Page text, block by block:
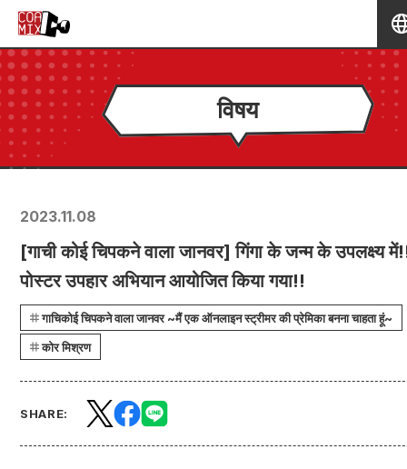
विषय
2023.11.08
[गाची कोई चिपकने वाला जानवर] गिंगा के जन्म के उपलक्ष्य
पोस्टर उपहार अभियान आयोजित किया गया!!
गाचिकोई चिपकने वाला जानवर ~मैं एक ऑनलाइन स्ट्रीमर की प्रेमिका बनना चाहता हूं~
कोर मिश्रण
SHARE: